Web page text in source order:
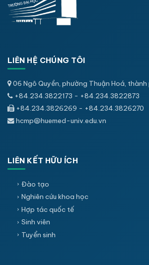
LIÊN HỆ CHÚNG TÔI
06 Ngô Quyền, phường Thuận Hoá, thành
+84.234.3822173 - +84.234.3822873
+84.234.3826269 - +84.234.3826270
hcmp@huemed-univ.edu.vn
LIÊN KẾT HỮU ÍCH
Đào tạo
Nghiên cứu khoa học
Hợp tác quốc tế
Sinh viên
Tuyển sinh